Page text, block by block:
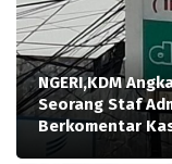
NGERI,KDM
Seorang Staf
Berkomentar